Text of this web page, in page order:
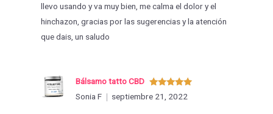
llevo usando y va muy bien, me calma el dolor y el
hinchazon, gracias por las sugerencias y la atención
que dais, un saludo
Valorado
con 5de 5
Bálsamo tatto CBD
Sonia F
septiembre 21, 2022